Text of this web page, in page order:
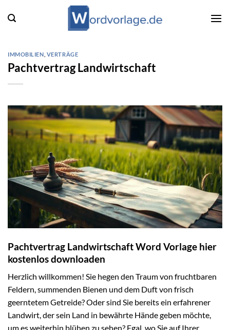
Inhalt
IMMOBILIEN VERTRÄGE
Pachtvertrag Landwirtschaft
Pachtvertrag Landwirtschaft Word Vorlage hier
kostenlos downloaden
Herzlich willkommen! Sie hegen den Traum von fruchtbaren
Feldern, summenden Bienen und dem Duft von frisch
geerntetem Getreide? Oder sind Sie bereits ein erfahrener
Landwirt, der sein Land in bewährte Hände geben möchte,
um es weiterhin blühen zu sehen? Egal, wo Sie auf Ihrer